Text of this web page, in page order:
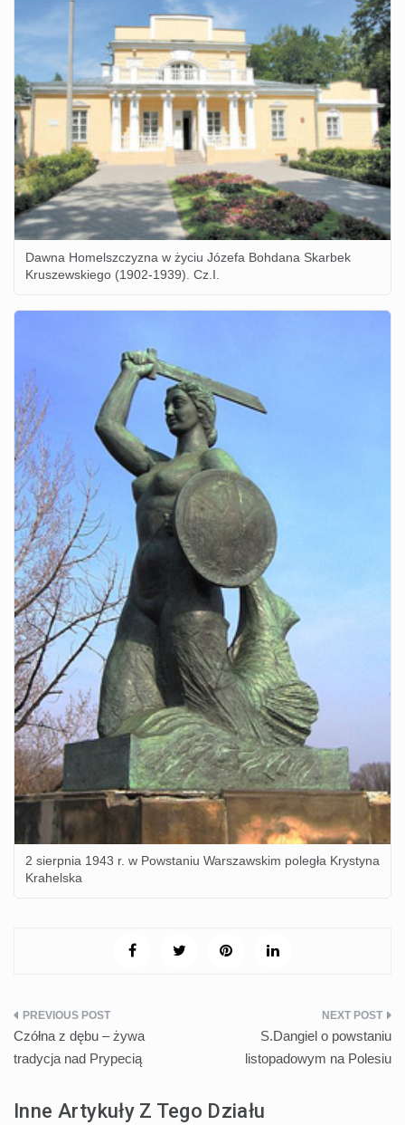
Dawna Homelszczyzna w życiu Józefa Bohdana Skarbek
Kruszewskiego (1902-1939). Cz.I.
2 sierpnia 1943 r. w Powstaniu Warszawskim poległa Krystyna
Krahelska
Nawigacja
wpisu
Czółna z dębu – żywa
tradycja nad Prypecią
S.Dangiel o powstaniu
listopadowym na Polesiu
Inne Artykuły Z Tego Działu